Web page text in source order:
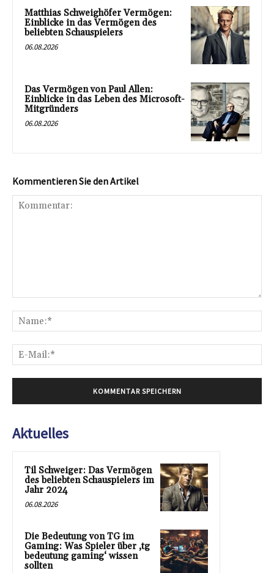
Matthias Schweighöfer Vermögen:
Einblicke in das Vermögen des
beliebten Schauspielers
06.08.2026
Das Vermögen von Paul Allen:
Einblicke in das Leben des Microsoft-
Mitgründers
06.08.2026
Kommentieren Sie den Artikel
Aktuelles
Til Schweiger: Das Vermögen
des beliebten Schauspielers im
Jahr 2024
06.08.2026
Die Bedeutung von TG im
Gaming: Was Spieler über ‚tg
bedeutung gaming‘ wissen
sollten